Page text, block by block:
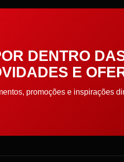
DENTRO
E
promoções e inspirações